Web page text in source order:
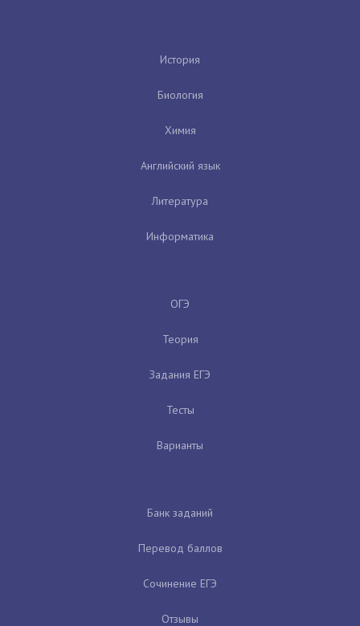
История
Биология
Химия
Английский язык
Литература
Информатика
ОГЭ
Теория
Задания ЕГЭ
Тесты
Варианты
Банк заданий
Перевод баллов
Сочинение ЕГЭ
Отзывы